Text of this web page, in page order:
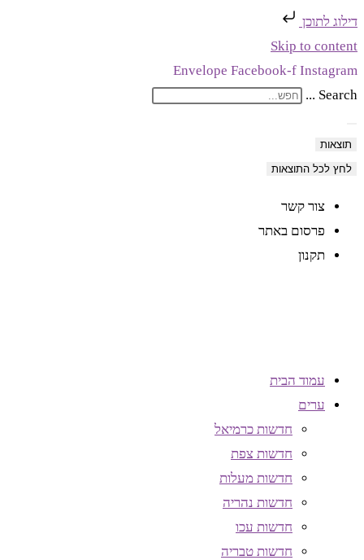
דילוג לתוכן
Skip to content
Envelope Facebook-f Instagram
Search ...
תוצאות
לחץ לכל התוצאות
צור קשר
פרסום באתר
תקנון
עמוד הבית
ערים
חדשות כרמיאל
חדשות צפת
חדשות מעלות
חדשות נהריה
חדשות עכו
חדשות טבריה